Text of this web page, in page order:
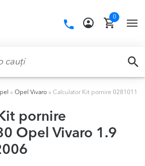
Call
0
» Opel Vivaro » Calculator Kit pornire
pornire
Opel Vivaro 1.9